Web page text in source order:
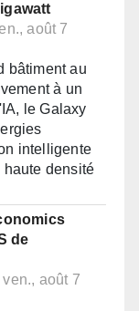
août 7
bâtiment au
à un
le Galaxy
intelligente
densité
de
août 7